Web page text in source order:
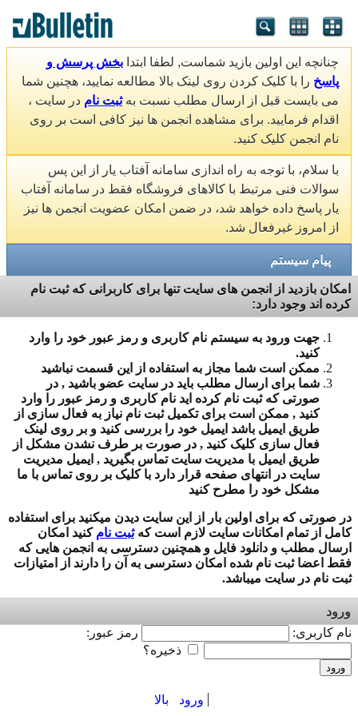
چنانچه این اولین بازید شماست, لطفا ابتدا بخش پرسش و
پاسخ را با کلیک کردن روی لینک بالا مطالعه نمایید، هچنین شما
می بایست قبل از ارسال مطلب نسبت بهثبت نام در سایت ،
اقدام فرمایید. برای مشاهده انجمن ها نیز کافی است بر روی
نام انجمن کلیک کنید.
با سلام، با توجه به راه اندازی سامانه آفتاب یار از این پس
سوالات فنی مرتبط با کالاهای فروشگاه فقط در سامانه آفتاب
یار پاسخ داده خواهد شد، در ضمن امکان عضویت انجمن ها نیز
از امروز غیرفعال شد.
پیام سیستم
امکان بازدید از انجمن های سایت تنها برای کاربرانی که ثبت نام
کرده اند وجود دارد:
جهت ورود به سیستم نام کاربری و رمز عبور خود را وارد
کنید.
ممکن است شما مجاز به استفاده از این قسمت نباشید
شما برای ارسال مطلب باید در سایت عضو باشید , در
صورتی که ثبت نام کرده اید نام کاربری و رمز عبور را وارد
کنید , ممکن است برای تکمیل ثبت نام نیاز به فعال سازی از
طریق ایمیل باشد ایمیل خود را بررسی کنید و بر روی لینک
فعال سازی کلیک کنید , در صورت بر طرف نشدن مشکل از
طریق ایمیل با مدیریت سایت تماس بگیرید , ایمیل مدیریت
سایت در انتهای صفحه قرار دارد با کلیک بر روی تماس با ما
مشکل خود را مطرح کنید
در صورتی که برای اولین بار از این سایت دیدن میکنید برای استفاده
کامل از تمام امکانات سایت لازم است کهثبت نام کنید امکان
ارسال مطلب و دانلود فایل و همچنین دسترسی به انجمن هایی که
فقط اعضا ثبت نام شده امکان دسترسی به آن را دارند از امتیازات
ثبت نام در سایت میباشد.
ورود
نام کاربری:
رمز عبور:
ذخیره؟
ورود
ورود بالا